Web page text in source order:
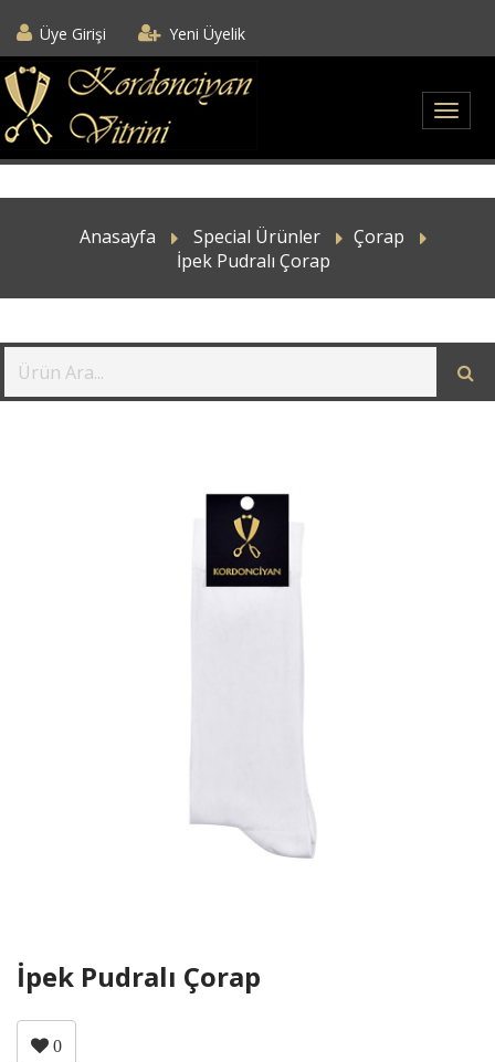
Üye Girişi Yeni Üyelik
Anasayfa Special Ürünler
Çorap
İpek Pudralı Çorap
İpek Pudralı Çorap
0